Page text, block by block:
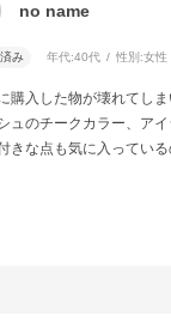
no name
み 年代:40代 性別:女性
購入した物が壊れてし
ュのチークカラー、ア
きな点も気に入ってい